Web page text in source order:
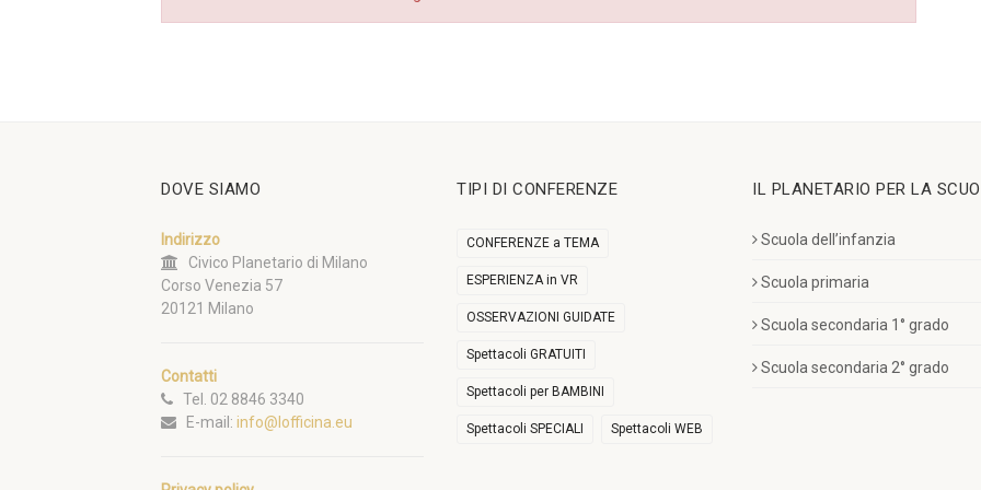
DOVE SIAMO
Indirizzo
Civico Planetario di Milano
Corso Venezia 57
20121 Milano
Contatti
Tel. 02 8846 3340
E-mail: info@lofficina.eu
TIPI DI CONFERENZE
CONFERENZE a TEMA
ESPERIENZA in VR
OSSERVAZIONI GUIDATE
Spettacoli GRATUITI
Spettacoli per BAMBINI
Spettacoli SPECIALI Spettacoli WEB
IL PLANETARIO PER LA
Scuola dell’infanzia
Scuola primaria
Scuola secondaria 1° grado
Scuola secondaria 2° grado